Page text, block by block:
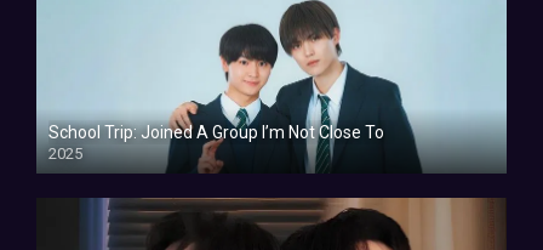
School Trip: Joined A Group I’m Not Close To
2025